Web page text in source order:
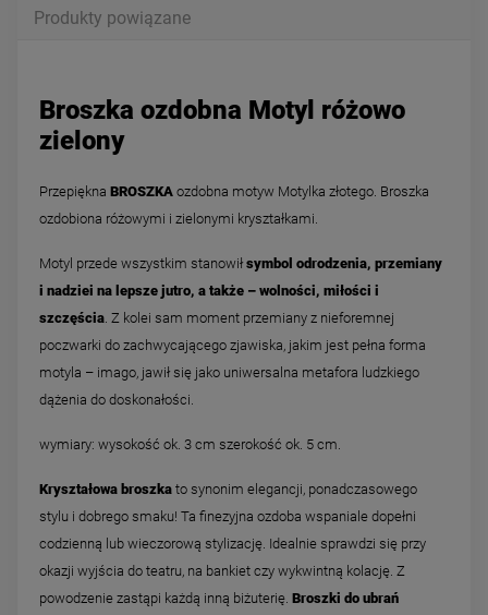
Produkty powiązane
Broszka ozdobna Motyl różowo
zielony
Przepiękna BROSZKA ozdobna motyw Motylka złotego. Broszka
ozdobiona różowymi i zielonymi kryształkami.
Motyl przede wszystkim stanowiłsymbol odrodzenia, przemiany
i nadziei na lepsze jutro, a także – wolności, miłości i
szczęścia . Z kolei sam moment przemiany z nieforemnej
poczwarki do zachwycającego zjawiska, jakim jest pełna forma
motyla – imago, jawił się jako uniwersalna metafora ludzkiego
dążenia do doskonałości.
wymiary: wysokość ok. 3 cm szerokość ok. 5 cm.
Kryształowa broszka to synonim elegancji, ponadczasowego
stylu i dobrego smaku! Ta finezyjna ozdoba wspaniale dopełni
codzienną lub wieczorową stylizację. Idealnie sprawdzi się przy
okazji wyjścia do teatru, na bankiet czy wykwintną kolację. Z
powodzenie zastąpi każdą inną biżuterię. Broszki do ubrań